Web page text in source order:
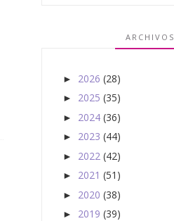
ARCHIVOS
► 2026 (28)
► 2025 (35)
► 2024 (36)
► 2023 (44)
► 2022 (42)
► 2021 (51)
► 2020 (38)
► 2019 (39)